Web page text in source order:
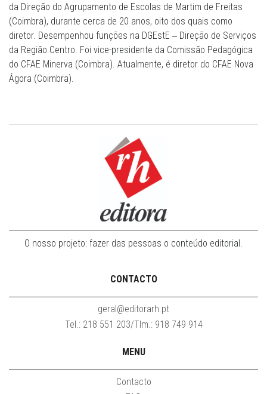
da Direção do Agrupamento de Escolas de Martim de Freitas
(Coimbra), durante cerca de 20 anos, oito dos quais como
diretor. Desempenhou funções na DGEstE ‒ Direção de Serviços
da Região Centro. Foi vice-presidente da Comissão Pedagógica
do CFAE Minerva (Coimbra). Atualmente, é diretor do CFAE Nova
Ágora (Coimbra).
O nosso projeto: fazer das pessoas o conteúdo editorial.
CONTACTO
geral@editorarh.pt
Tel.: 218 551 203/Tlm.: 918 749 914
MENU
Contacto